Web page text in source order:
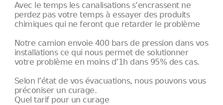
Avec le temps les canalisations s’encrassent ne
perdez pas votre temps à essayer des produits
chimiques qui ne feront que retarder le problème
Notre camion envoie 400 bars de pression dans vos
installations ce qui nous permet de solutionner
votre problème en moins d’1h dans 95% des cas.
Selon l’état de vos évacuations, nous pouvons vous
préconiser un curage.
Quel tarif pour un curage